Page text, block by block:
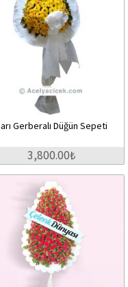
Gerberalı Düğün Sepeti
3,800.00₺